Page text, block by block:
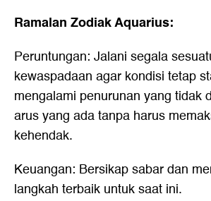
Ramalan Zodiak Aquarius:
Peruntungan: Jalani segala
kewaspadaan agar kondisi tetap
mengalami penurunan yang tidak
arus yang ada tanpa harus
kehendak.
Keuangan: Bersikap sabar dan
langkah terbaik untuk saat ini.